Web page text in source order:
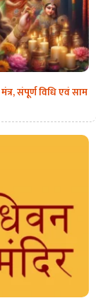
संपूर्ण विधि एवं साम